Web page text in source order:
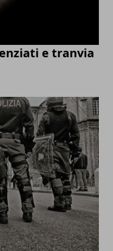
e tranvia